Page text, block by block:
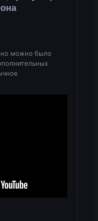
но можно было